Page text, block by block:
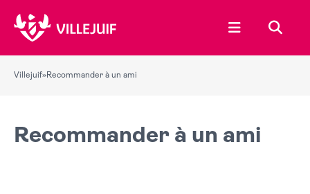
Ouvrir le
Villejuif»Recommander à un ami
Recommander à un ami